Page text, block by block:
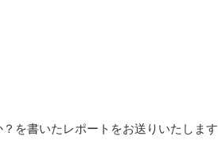
を書いたレポートをお送りいたします